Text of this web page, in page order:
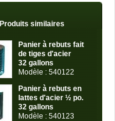
Produits similaires
Panier à rebuts fait
de tiges d'acier
32 gallons
Modèle : 540122
Panier à rebuts en
lattes d'acier ½ po.
32 gallons
Modèle : 540123